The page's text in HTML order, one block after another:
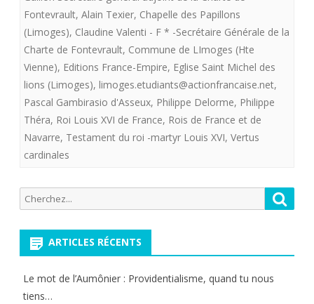
”
Louis
XVI”
célébrées
à
Limoges
jeudi
janvier
Fontevrault, Alain Texier, Chapelle des Papillons
(Limoges), Claudine Valenti - F * -Secrétaire Générale de la
Charte de Fontevrault, Commune de LImoges (Hte
Vienne), Editions France-Empire, Eglise Saint Michel des
lions (Limoges), limoges.etudiants@actionfrancaise.net,
Pascal Gambirasio d'Asseux, Philippe Delorme, Philippe
Théra, Roi Louis XVI de France, Rois de France et de
Navarre, Testament du roi -martyr Louis XVI, Vertus
cardinales
Recherche
pour:
ARTICLES RÉCENTS
Le mot de l’Aumônier : Providentialisme, quand tu nous
tiens…